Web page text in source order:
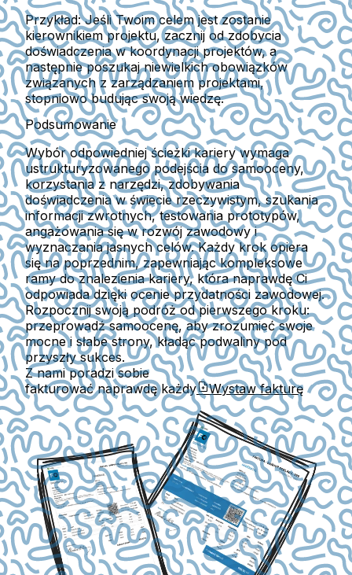
Przykład:Jeśli Twoim celem jest zostanie
kierownikiem projektu, zacznij od zdobycia
doświadczenia w koordynacji projektów, a
następnie poszukaj niewielkich obowiązków
związanych z zarządzaniem projektami,
stopniowo budując swoją wiedzę.
Podsumowanie
Wybór odpowiedniej ścieżki kariery wymaga
ustrukturyzowanego podejścia do samooceny,
korzystania z narzędzi, zdobywania
doświadczenia w świecie rzeczywistym, szukania
informacji zwrotnych, testowania prototypów,
angażowania się w rozwój zawodowy i
wyznaczania jasnych celów. Każdy krok opiera
się na poprzednim, zapewniając kompleksowe
ramy do znalezienia kariery, która naprawdę Ci
odpowiada dzięki ocenie przydatności zawodowej.
Rozpocznij swoją podróż od pierwszego kroku:
przeprowadź samoocenę, aby zrozumieć swoje
mocne i słabe strony, kładąc podwaliny pod
przyszły sukces.
Z nami poradzi sobie
fakturować naprawdę każdy
Wystaw fakturę